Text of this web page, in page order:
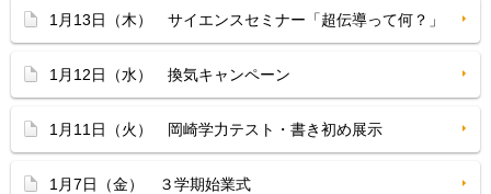
1月13日（木） サイエンスセミナー「超伝導って何？」
1月12日（水） 換気キャンペーン
1月11日（火） 岡崎学力テスト・書き初め展示
1月7日（金） ３学期始業式